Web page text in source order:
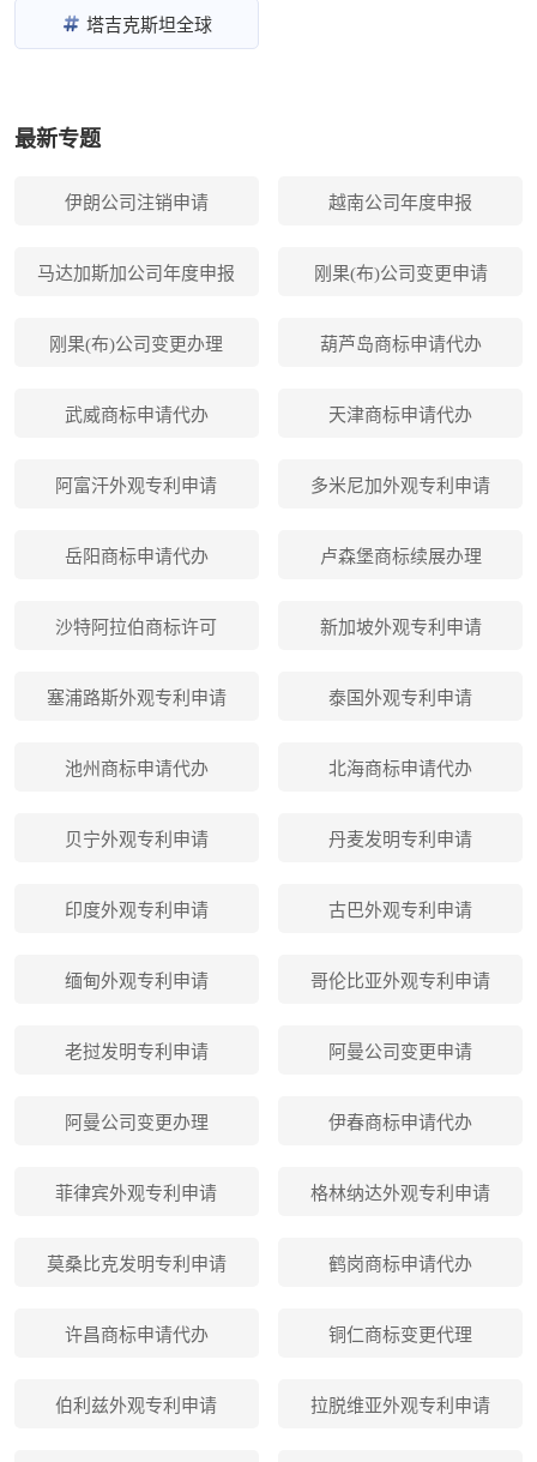
塔吉克斯坦全球
最新专题
伊朗公司注销申请 越南公司年度申报
马达加斯加公司年度申报 刚果(布)公司变更申请
刚果(布)公司变更办理 葫芦岛商标申请代办
武威商标申请代办 天津商标申请代办
阿富汗外观专利申请 多米尼加外观专利申请
岳阳商标申请代办 卢森堡商标续展办理
沙特阿拉伯商标许可 新加坡外观专利申请
塞浦路斯外观专利申请 泰国外观专利申请
池州商标申请代办 北海商标申请代办
贝宁外观专利申请 丹麦发明专利申请
印度外观专利申请 古巴外观专利申请
缅甸外观专利申请 哥伦比亚外观专利申请
老挝发明专利申请 阿曼公司变更申请
阿曼公司变更办理 伊春商标申请代办
菲律宾外观专利申请 格林纳达外观专利申请
莫桑比克发明专利申请 鹤岗商标申请代办
许昌商标申请代办 铜仁商标变更代理
伯利兹外观专利申请 拉脱维亚外观专利申请